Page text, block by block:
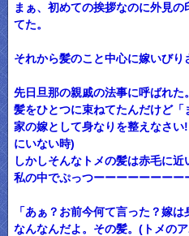
まぁ、初めての挨拶なのに外見
てた。
それから髪のこと中心に嫁いびり
先日旦那の親戚の法事に呼ばれた。
髪をひとつに束ねてたんだけど
家の嫁として身なりを整えなさ
にいない時)
しかしそんなトメの髪は赤毛に近
私の中でぷっつーーーーーーーー
「あぁ？お前今何て言った？嫁
なんなんだよ。その髪。(トメの